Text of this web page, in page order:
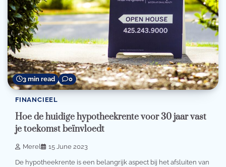
3 min read 0
FINANCIEEL
Hoe de huidige hypotheekrente voor 30 jaar vast
je toekomst beïnvloedt
Merel 15 June 2023
De hypotheekrente is een belangrijk aspect bij het afsluiten van